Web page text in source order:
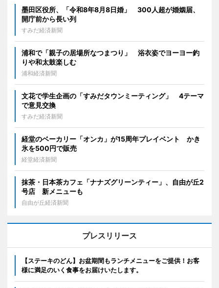
墨田区役所、「令和8年8月8日婚」 300人超が婚姻届、
開庁前から長い列
すみだ経済新聞
浦和で「親子の居場所なつまつり」 浴衣姿でヨーヨー釣
りや和太鼓楽しむ
浦和経済新聞
文花で学生企画の「すみだタウンミーティング」 4テーマ
で意見交換
すみだ経済新聞
経堂のベーカリー「オンカ」が15周年プレイベント かき
氷を500円で販売
経堂経済新聞
抹茶・日本茶カフェ「ナナズグリーンティー」、自由が丘2
号店 新メニューも
自由が丘経済新聞
プレスリリース
【ステーキのどん】お盆期間もランチメニューをご提供！お客
様に満足のいく食事をお届けいたします。